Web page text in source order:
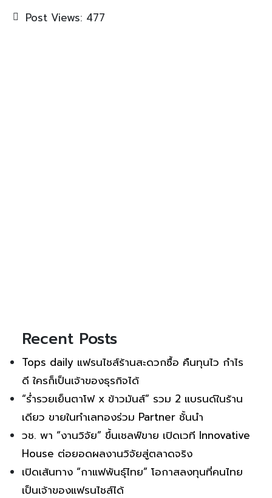
Post Views: 477
Recent Posts
Tops daily แฟรนไชส์ร้านสะดวกซื้อ คืนทุนไว กำไร
ดี ใครก็เป็นเจ้าของธุรกิจได้
“ร่ำรวยเย็นตาโฟ x ข้าวมันส์” รวม 2 แบรนด์ในร้าน
เดียว ขายในทำเลทองร่วม Partner ชั้นนำ
วช. พา “งานวิจัย” ขึ้นเชลฟ์ขาย เปิดเวที Innovative
House ต่อยอดผลงานวิจัยสู่ตลาดจริง
เปิดเส้นทาง “กาแฟพันธุ์ไทย” โอกาสลงทุนที่คนไทย
เป็นเจ้าของแฟรนไชส์ได้